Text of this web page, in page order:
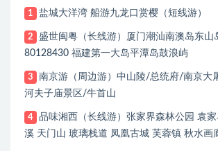
1 盐城大洋湾 船游九龙口赏樱（短线游）
2
盛世闽粤（长线游）厦门潮汕南澳岛东山
80128430 福建第一大岛平潭岛鼓浪屿
3
南京游（周边游）中山陵/总统府/南京大
河夫子庙景区/牛首山
4
品味湘西（长线游）张家界森林公园 袁
溪 天门山 玻璃栈道 凤凰古城 芙蓉镇 秋水画